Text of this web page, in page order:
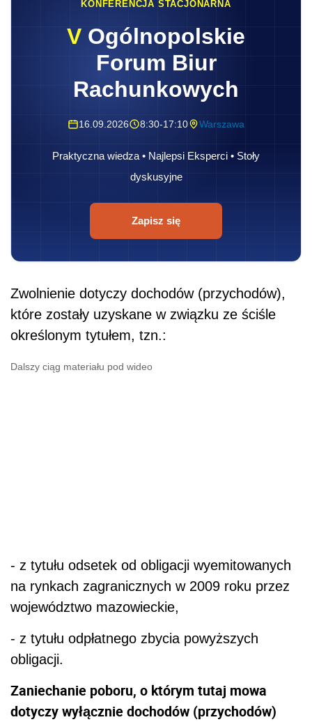
KONFERENCJA STACJONARNA
V Ogólnopolskie
Forum Biur
Rachunkowych
16.09.2026 8:30-17:10 Warszawa
Praktyczna wiedza • Najlepsi Eksperci • Stoły
dyskusyjne
Zapisz się
Zwolnienie dotyczy dochodów (przychodów),
które zostały uzyskane w związku ze ściśle
określonym tytułem, tzn.:
Dalszy ciąg materiału pod wideo
- z tytułu odsetek od obligacji wyemitowanych
na rynkach zagranicznych w 2009 roku przez
województwo mazowieckie,
- z tytułu odpłatnego zbycia powyższych
obligacji.
Zaniechanie poboru, o którym tutaj mowa
dotyczy wyłącznie dochodów (przychodów)